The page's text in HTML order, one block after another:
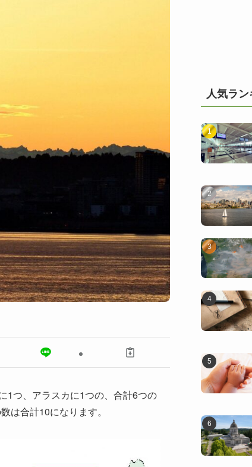
1つ、アラスカに1つの、合計6つの
は合計10になります。
人気ラ